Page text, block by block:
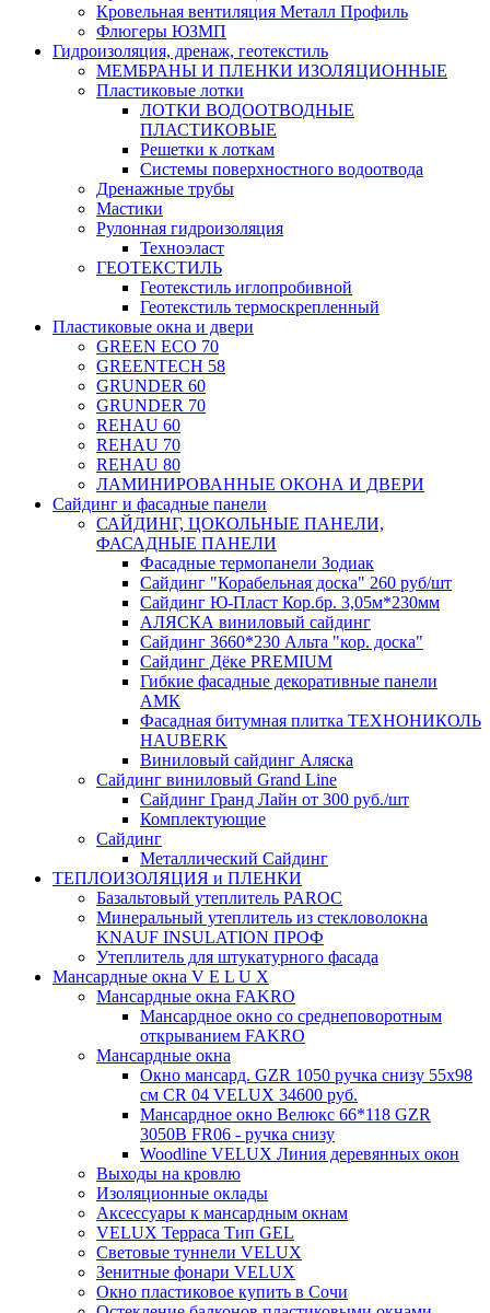
Кровельная вентиляция Металл Профиль
Флюгеры ЮЗМП
Гидроизоляция, дренаж, геотекстиль
МЕМБРАНЫ И ПЛЕНКИ ИЗОЛЯЦИОННЫЕ
Пластиковые лотки
ЛОТКИ ВОДООТВОДНЫЕ
ПЛАСТИКОВЫЕ
Решетки к лоткам
Системы поверхностного водоотвода
Дренажные трубы
Мастики
Рулонная гидроизоляция
Техноэласт
ГЕОТЕКСТИЛЬ
Геотекстиль иглопробивной
Геотекстиль термоскрепленный
Пластиковые окна и двери
GREEN ECO 70
GREENTECH 58
GRUNDER 60
GRUNDER 70
REHAU 60
REHAU 70
REHAU 80
ЛАМИНИРОВАННЫЕ ОКОНА И ДВЕРИ
Сайдинг и фасадные панели
САЙДИНГ, ЦОКОЛЬНЫЕ ПАНЕЛИ,
ФАСАДНЫЕ ПАНЕЛИ
Фасадные термопанели Зодиак
Сайдинг "Корабельная доска" 260 руб/шт
Сайдинг Ю-Пласт Кор.бр. 3,05м*230мм
АЛЯСКА виниловый сайдинг
Сайдинг 3660*230 Альта "кор. доска"
Сайдинг Дёке PREMIUM
Гибкие фасадные декоративные панели
АМК
Фасадная битумная плитка ТЕХНОНИКОЛЬ
HAUBERK
Виниловый сайдинг Аляска
Сайдинг виниловый Grand Line
Сайдинг Гранд Лайн от 300 руб./шт
Комплектующие
Сайдинг
Металлический Сайдинг
ТЕПЛОИЗОЛЯЦИЯ и ПЛЕНКИ
Базальтовый утеплитель PAROC
Минеральный утеплитель из стекловолокна
KNAUF INSULATION ПРОФ
Утеплитель для штукатурного фасада
Мансардные окна V E L U X
Мансардные окна FAKRO
Мансардное окно со среднеповоротным
открыванием FAKRO
Мансардные окна
Окно мансард. GZR 1050 ручка снизу 55х98
см CR 04 VELUX 34600 руб.
Мансардное окно Велюкс 66*118 GZR
3050B FR06 - ручка снизу
Woodline VELUX Линия деревянных окон
Выходы на кровлю
Изоляционные оклады
Аксессуары к мансардным окнам
VELUX Терраса Тип GEL
Световые туннели VELUX
Зенитные фонари VELUX
Окно пластиковое купить в Сочи